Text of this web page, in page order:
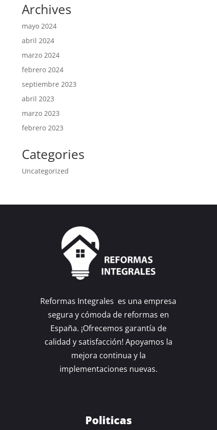
Archives
mayo 2024
abril 2024
marzo 2024
febrero 2024
septiembre 2023
abril 2023
marzo 2023
febrero 2023
Categories
Uncategorized
Reformas Integrales es una empresa
segura y cómoda de reformas en
España. ¡Ofrecemos garantía de
calidad y satisfacción! Apoyamos la
mejora continua y la
implementaciones nuevas.
Politicas